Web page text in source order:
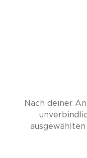
Nach deiner